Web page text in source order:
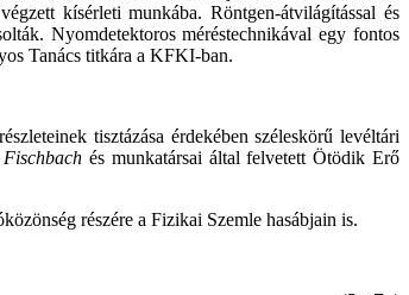
kísérleti munkába. Röntgen-átvilágítással és
Nyomdetektoros méréstechnikával egy fontos
Tanács titkára a KFKI-ban.
tisztázása érdekében széleskörű levéltári
Fischbach és munkatársai által felvetett Ötödik Erő
részére a Fizikai Szemle hasábjain is.